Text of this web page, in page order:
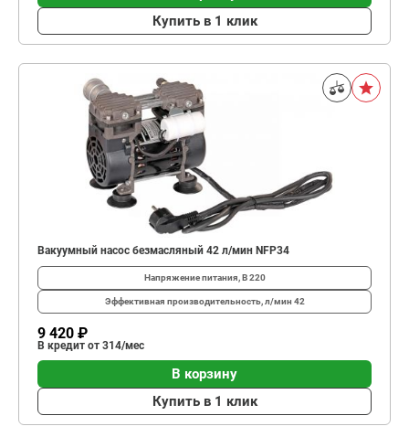
Купить в 1 клик
Вакуумный насос безмасляный 42 л/мин NFP34
Напряжение питания, В220
Эффективная производительность, л/мин 42
9 420 ₽
В кредит от 314/мес
В корзину
Купить в 1 клик